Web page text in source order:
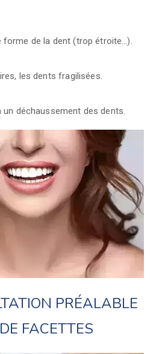
forme de la dent (trop étroite…).
les dents fragilisées.
un déchaussement des dents.
PRÉALABLE
FACETTES